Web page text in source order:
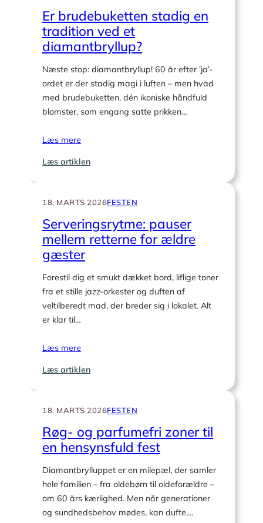
Er brudebuketten stadig en
tradition ved et
diamantbryllup?
Næste stop: diamantbryllup! 60 år efter ’ja’-
ordet er der stadig magi i luften – men hvad
med brudebuketten, dén ikoniske håndfuld
blomster, som engang satte prikken…
Læs mere
Læs artiklen:
stadig
tradition
ved
18. MARTS 2026FESTEN
Serveringsrytme: pauser
mellem retterne for ældre
gæster
Forestil dig et smukt dækket bord, liflige toner
fra et stille jazz-orkester og duften af
veltilberedt mad, der breder sig i lokalet. Alt
er klar til…
Læs mere
Læs artiklen:
mellem
for
ældre
18. MARTS 2026FESTEN
Røg- og parfumefri zoner til
en hensynsfuld fest
Diamantbrylluppet er en milepæl, der samler
hele familien – fra oldebørn til oldeforældre –
om 60 års kærlighed. Men når generationer
og sundhedsbehov mødes, kan dufte,…